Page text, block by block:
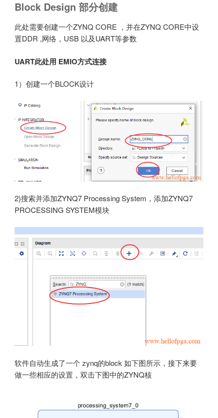
Block Design 部分创建
此处需要创建一个ZYNQ CORE ，并在ZYNQ CORE中设
置DDR ,网络，USB 以及UART等参数
UART此处用 EMIO方式连接
1）创建一个BLOCK设计
2)搜索并添加ZYNQ7 Processing System，添加ZYNQ7
PROCESSING SYSTEM模块
软件自动生成了一个 zynq的block 如下图所示，接下来要
做一些相应的设置，双击下图中的ZYNQ核